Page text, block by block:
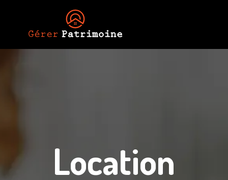
Location